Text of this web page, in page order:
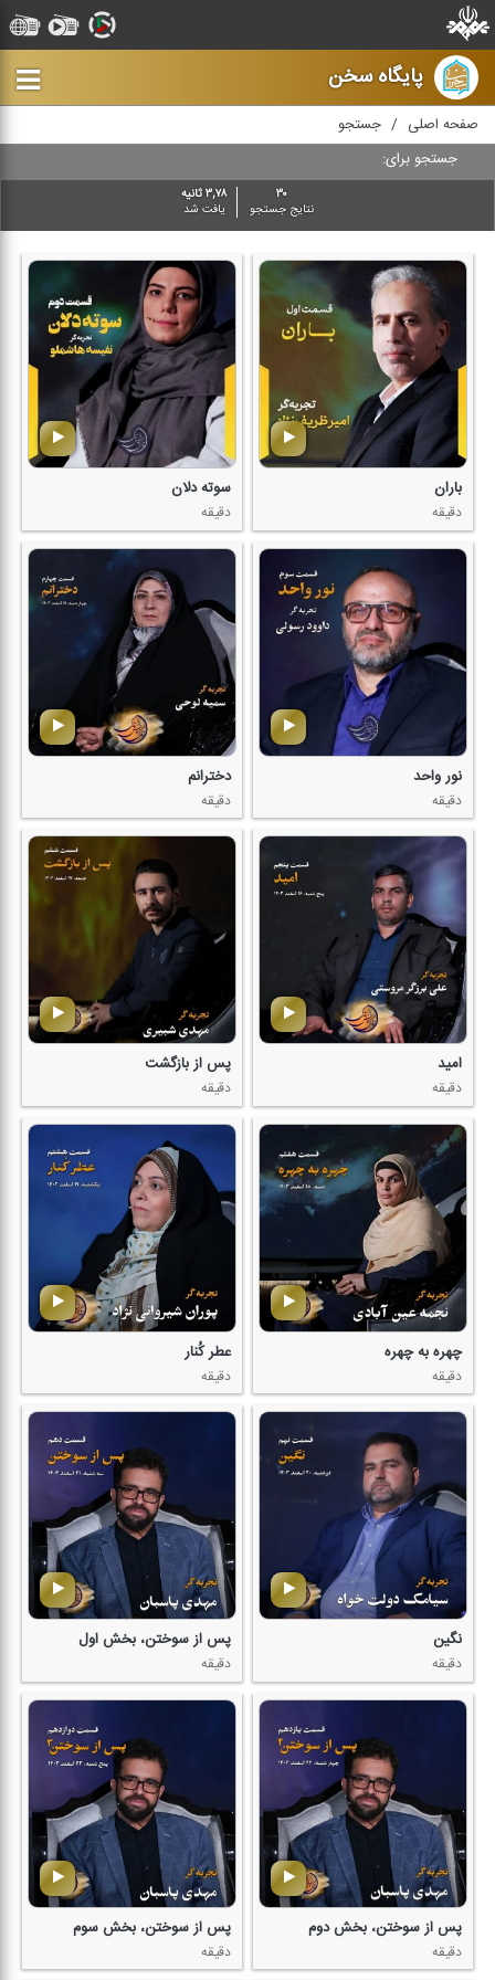
پایگاه سخن
صفحه اصلی
جستجو
جستجو برای:
۳۰
نتایج جستجو
۳,۷۸ ثانیه
یافت شد
باران
دقیقه
سوته دلان
دقیقه
نور واحد
دقیقه
دخترانم
دقیقه
امید
دقیقه
پس از بازگشت
دقیقه
چهره به چهره
دقیقه
عطر كُنار
دقیقه
نگین
دقیقه
پس از سوختن، بخش اول
دقیقه
پس از سوختن، بخش دوم
دقیقه
پس از سوختن، بخش سوم
دقیقه